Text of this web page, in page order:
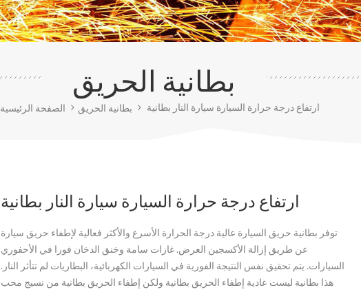
بطانية الحريق
الصفحة الرئيسية بطانية الحريق ارتفاع درجة حرارة السيارة سيارة النار بطانية
ارتفاع درجة حرارة السيارة سيارة النار بطانية
توفر بطانية حريق السيارة عالية درجة الحرارة الأسرع والأكثر فعالية لإطفاء حريق سيارة
عن طريق إزالة الأكسجين العرض. غازات سامة وخنق الدخان فورا في الأحفوري
السيارات. يتم تحقيق نفس النتيجة الفورية في السيارات الكهربائية، البطاريات لم تتأثر النار.
هذا بطانية ليست عادية إطفاء الحريق بطانية ولكن إطفاء الحريق بطانية من نسيج محب